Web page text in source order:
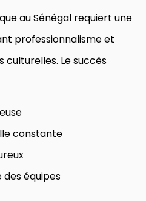
au Sénégal requiert une
professionnalisme et
Le succès
constante
équipes